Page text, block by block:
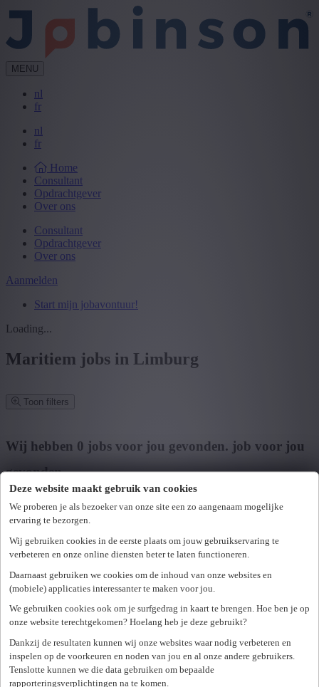
Deze website maakt gebruik van cookies
We proberen je als bezoeker van onze site een zo aangenaam mogelijke
ervaring te bezorgen.
Wij gebruiken cookies in de eerste plaats om jouw gebruikservaring te
verbeteren en onze online diensten beter te laten functioneren.
Daarnaast gebruiken we cookies om de inhoud van onze websites en
(mobiele) applicaties interessanter te maken voor jou.
We gebruiken cookies ook om je surfgedrag in kaart te brengen. Hoe ben je op
onze website terechtgekomen? Hoelang heb je deze gebruikt?
Dankzij de resultaten kunnen wij onze websites waar nodig verbeteren en
inspelen op de voorkeuren en noden van jou en al onze andere gebruikers.
Tenslotte kunnen we die data gebruiken om bepaalde
rapporteringsverplichtingen na te komen.
MENU
nl
fr
nl
fr
Home
Consultant
Opdrachtgever
Over ons
Consultant
Opdrachtgever
Over ons
Aanmelden
Start mijn jobavontuur!
Loading...
Maritiem jobs in Limburg
Toon filters
Zoek op functie, jobtitel, bedrijf,...
Postcode of gemeente
Zoek vacatures
Mijn gekozen filters
Wis alle filters
Wij hebben 0 jobs voor jou gevonden. job voor jou
gevonden
Opnieuw aanmelden.
Er is een fout opgetreden. Gelieve later opnieuw te proberen.
Sluiten